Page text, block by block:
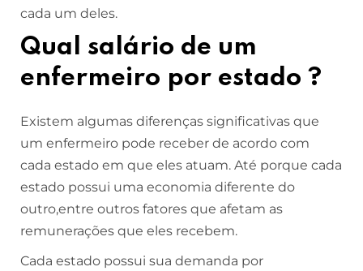
cada um deles.
Qual salário de um
enfermeiro por estado ?
Existem algumas diferenças significativas que
um enfermeiro pode receber de acordo com
cada estado em que eles atuam. Até porque cada
estado possui uma economia diferente do
outro,entre outros fatores que afetam as
remunerações que eles recebem.
Cada estado possui sua demanda por